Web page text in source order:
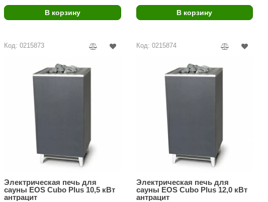
Nikkarien
В корзину В корзину
Код: 0215873
Электрическая печь для
сауны EOS Cubo Plus 10,5 кВт
антрацит
Код: 0215874
Электрическая печь для
сауны EOS Cubo Plus 12,0 кВт
антрацит